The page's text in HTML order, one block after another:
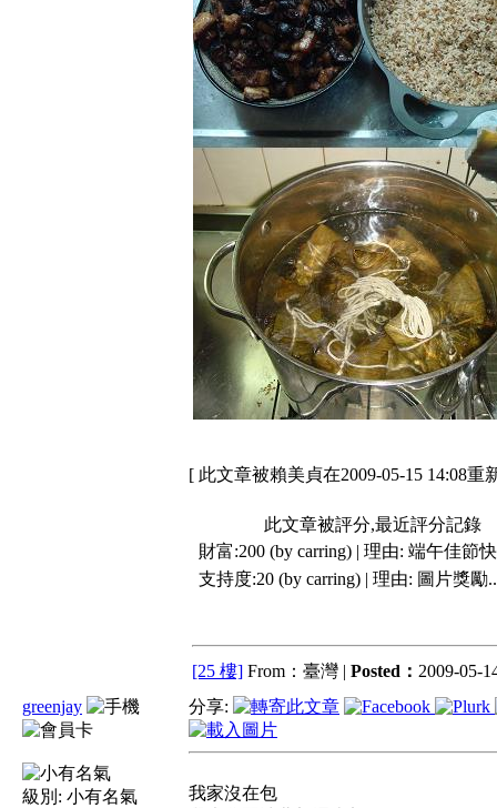
[ 此文章被賴美貞在2009-05-15 14:08重
此文章被評分,最近評分記錄
財富:200 (by carring) | 理由: 端午佳節
支持度:20 (by carring) | 理由: 圖片獎勵
[25 樓] From：臺灣 | Posted： 2009-05-
greenjay
級別: 小有名氣
分享:
我家沒在包